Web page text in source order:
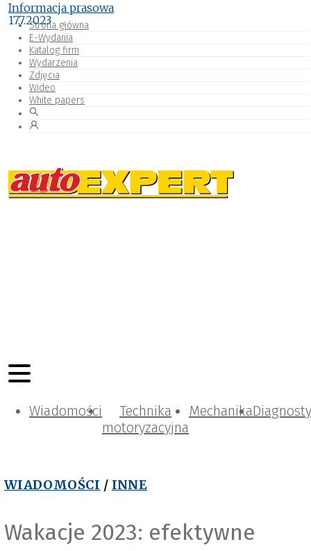
Strona główna
E-Wydania
Katalog firm
Wydarzenia
Zdjęcia
Wideo
White papers
Wiadomości
Technika
motoryzacyjna
Mechanika
WIADOMOŚCI / INNE
Wakacje 2023: efektywne
Informacja prasowa
17.7.2023